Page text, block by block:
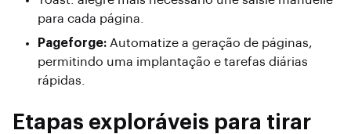
para cada página.
Pageforge: Automatize a geração de páginas,
permitindo uma implantação e tarefas diárias
rápidas.
Etapas exploráveis ​​para tirar